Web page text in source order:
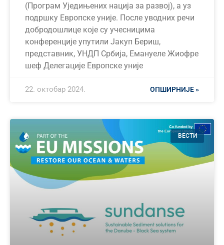
(Програм Уједињених нација за развој), а уз
подршку Европске уније. После уводних речи
добродошлице које су учесницима
конференције упутили Јакуп Бериш,
представник, УНДП Србија, Емануеле Жиофре
шеф Делегације Европске уније
ОПШИРНИЈЕ »
22. октобар 2024.
ВЕСТИ